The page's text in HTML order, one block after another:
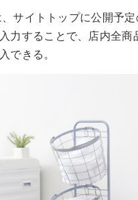
サイトトップに公開予
力することで、店内全商
できる。